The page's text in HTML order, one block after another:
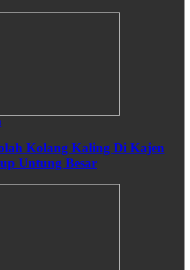
Kolang Kaling Di Kajen
Untung Besar